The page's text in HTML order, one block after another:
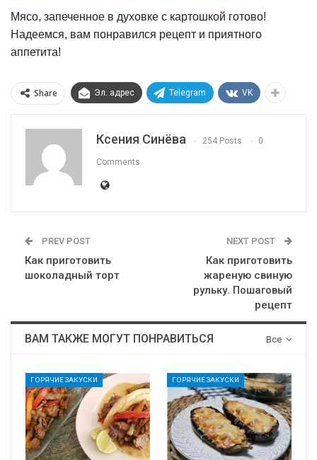
Мясо, запеченное в духовке с картошкой готово!
Надеемся, вам понравился рецепт и приятного
аппетита!
Share Эл. адрес Telegram VK
Ксения Синёва 254 Posts 0
Comments
PREV POST
Как приготовить
шоколадный торт
NEXT POST
Как приготовить
жареную свиную
рульку. Пошаговый
рецепт
Все
ВАМ ТАКЖЕ МОГУТ ПОНРАВИТЬСЯ
ГОРЯЧИЕ ЗАКУСКИ ГОРЯЧИЕ ЗАКУСКИ